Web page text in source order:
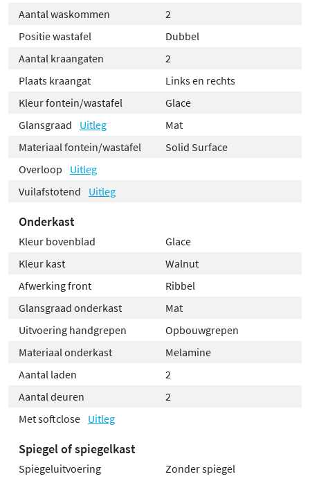
Aantal waskommen
2
Positie wastafel
Dubbel
Aantal kraangaten
2
Plaats kraangat
Links en rechts
Kleur fontein/wastafel
Glace
Glansgraad
Uitleg
Mat
Materiaal fontein/wastafel
Solid Surface
Overloop
Uitleg
Vuilafstotend
Uitleg
Onderkast
Kleur bovenblad
Glace
Kleur kast
Walnut
Afwerking front
Ribbel
Glansgraad onderkast
Mat
Uitvoering handgrepen
Opbouwgrepen
Materiaal onderkast
Melamine
Aantal laden
2
Aantal deuren
2
Met softclose Uitleg
Spiegel of spiegelkast
Spiegeluitvoering Zonder spiegel